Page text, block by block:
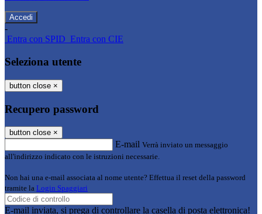
-
Entra con SPID Entra con CIE
Seleziona utente
button close ×
Recupero password
button close ×
E-mail Verrà inviato un messaggio
all'indirizzo indicato con le istruzioni necessarie.
Non hai una e-mail associata al nome utente? Effettua il reset della password
tramite la Login Spaggiari
E-mail inviata, si prega di controllare la casella di posta elettronica!